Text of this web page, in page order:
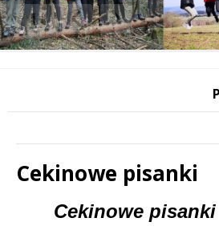
Poprzedni Element
Następny Element
❚❚
Cekinowe pisanki
TreśćCekinowe pisanki